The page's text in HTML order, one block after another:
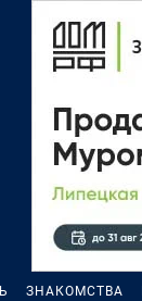
ЗНАКОМСТВА